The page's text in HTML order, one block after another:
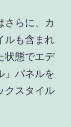
らに、カ
ルも含まれ
状態でエデ
」パネルを
クスタイル